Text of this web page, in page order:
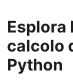
Esplora
calcolo
Python